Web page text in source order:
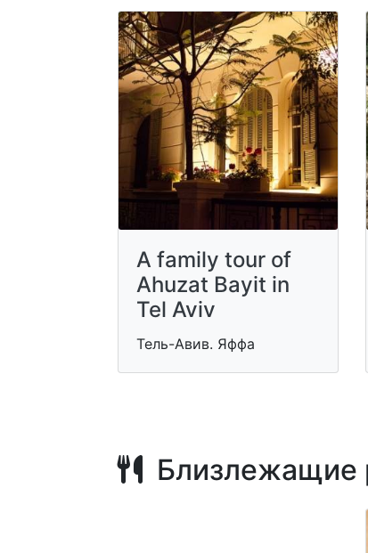
A family tour of
Ahuzat Bayit in
Tel Aviv
Тель-Авив. Яффа
Близлежащие